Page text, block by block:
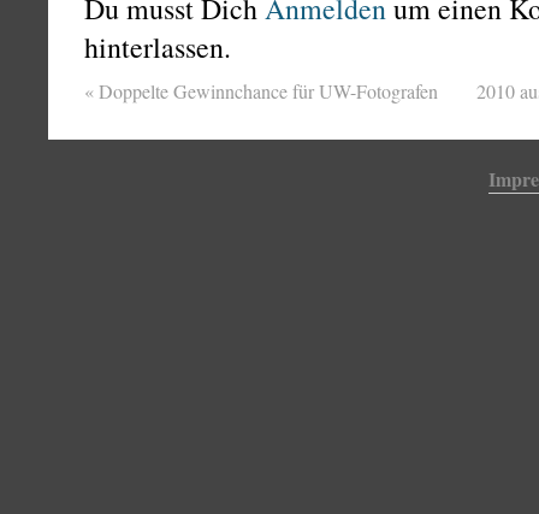
Du musst DichAnmeldenum einen
hinterlassen.
«Doppelte Gewinnchance für UW-Fotografen 2010